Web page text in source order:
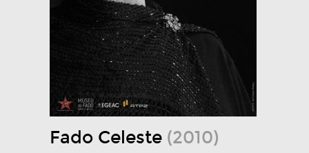
Fado Celeste (2010)